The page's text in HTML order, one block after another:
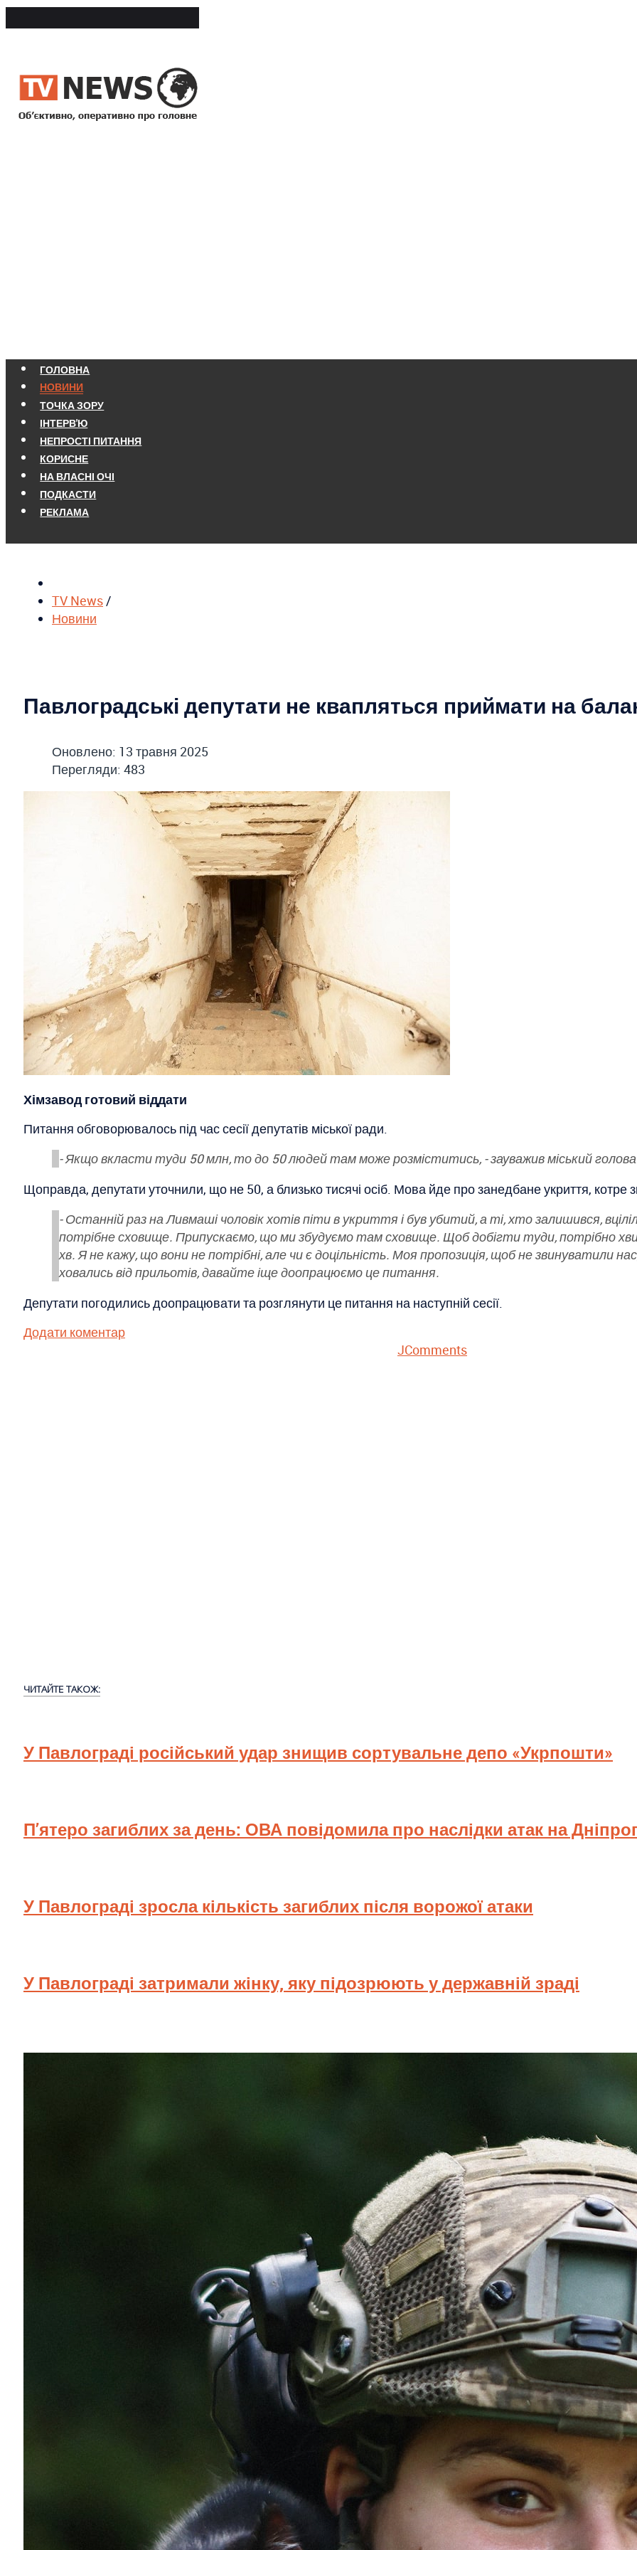
ГОЛОВНА
НОВИНИ
ТОЧКА ЗОРУ
ІНТЕРВ'Ю
НЕПРОСТІ ПИТАННЯ
КОРИСНЕ
НА ВЛАСНІ ОЧІ
ПОДКАСТИ
РЕКЛАМА
TV News /
Новини
Павлоградські депутати не квапляться приймати на
Оновлено: 13 травня 2025
Перегляди: 483
Хімзавод готовий віддати
Питання обговорювалось під час сесії депутатів міської ради.
- Якщо вкласти туди 50 млн, то до 50 людей там може розміститись, - зауважив міський
Щоправда, депутати уточнили, що не 50, а близько тисячі осіб. Мова йде про занедбане укриття, котре
- Останній раз на Ливмаші чоловік хотів піти в укриття і був убитий, а ті, хто залишився,
потрібне сховище. Припускаємо, що ми збудуємо там сховище. Щоб добігти туди, потрібно
хв. Я не кажу, що вони не потрібні, але чи є доцільність. Моя пропозиція, щоб не звинуватили
ховались від прильотів, давайте іще доопрацюємо це питання.
Депутати погодились доопрацювати та розглянути це питання на наступній сесії.
Додати коментар
JComments
ЧИТАЙТЕ ТАКОЖ:
У Павлограді російський удар знищив сортувальне депо «Укрпошти»
П’ятеро загиблих за день: ОВА повідомила про наслідки атак на
У Павлограді зросла кількість загиблих після ворожої атаки
У Павлограді затримали жінку, яку підозрюють у державній зраді